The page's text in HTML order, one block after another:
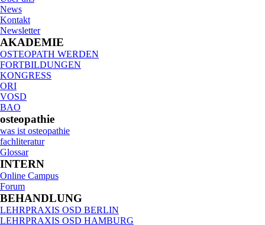
News
Kontakt
Newsletter
AKADEMIE
OSTEOPATH WERDEN
FORTBILDUNGEN
KONGRESS
ORI
VOSD
BAO
osteopathie
was ist osteopathie
fachliteratur
Glossar
INTERN
Online Campus
Forum
BEHANDLUNG
LEHRPRAXIS OSD BERLIN
LEHRPRAXIS OSD HAMBURG